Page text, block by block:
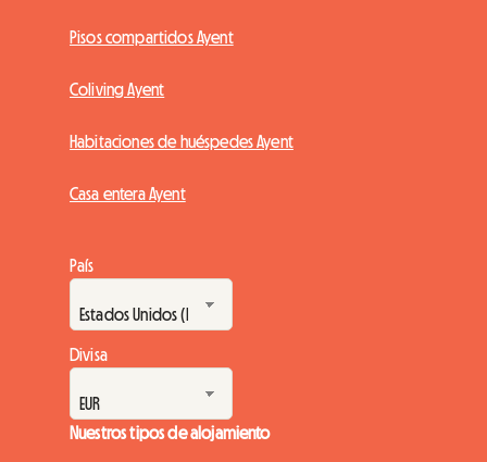
Pisos compartidos Ayent
Coliving Ayent
Habitaciones de huéspedes Ayent
Casa entera Ayent
País
Divisa
Nuestros tipos de alojamiento